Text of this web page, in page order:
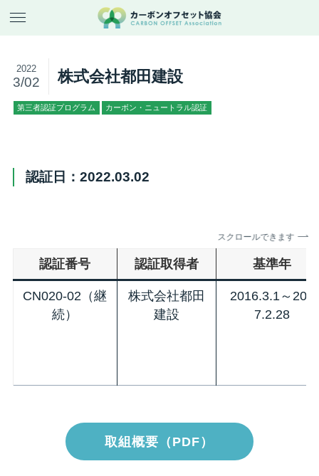
株式会社都田建設
2022
3/02
第三者認証プログラム カーボン・ニュートラル認証
認証日：2022.03.02
スクロールできます
認証番号 認証取得者 基準年
CN020-02（継
続）
株式会社都田
建設
2016.3.1～201
7.2.28
取組概要（PDF）